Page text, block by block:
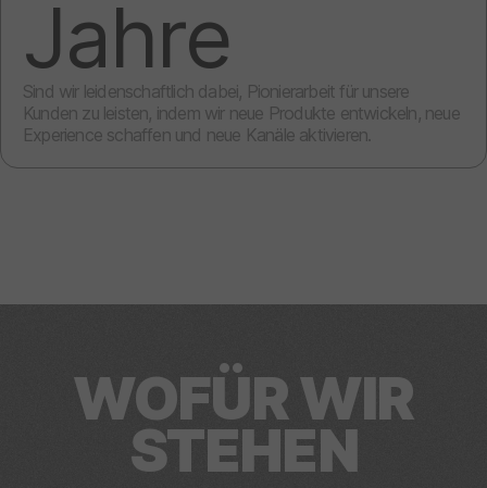
Jahre
Sind wir leidenschaftlich dabei, Pionierarbeit für unsere
Kunden zu leisten, indem wir neue Produkte entwickeln, neue
Experience schaffen und neue Kanäle aktivieren.
WOFÜR WIR
STEHEN